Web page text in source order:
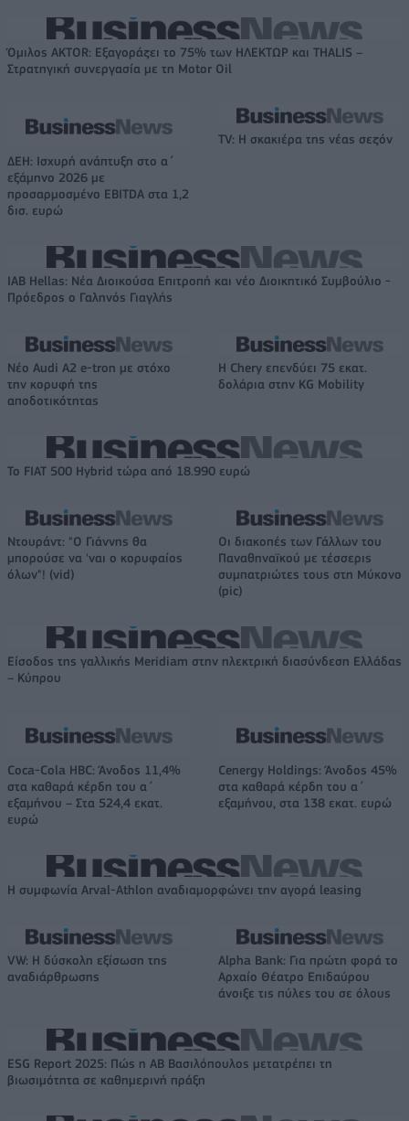
Όμιλος AKTOR: Εξαγοράζει το 75% των ΗΛΕΚΤΩΡ και THALIS –
Στρατηγική συνεργασία με τη Motor Oil
ΔΕΗ: Ισχυρή ανάπτυξη στο α΄
εξάμηνο 2026 με
προσαρμοσμένο EBITDA στα 1,2
δισ. ευρώ
TV: Η σκακιέρα της νέας σεζόν
IAB Hellas: Νέα Διοικούσα Επιτροπή και νέο Διοικητικό Συμβούλιο -
Πρόεδρος ο Γαληνός Γιαγλής
Νέο Audi A2 e-tron με στόχο
την κορυφή της
αποδοτικότητας
Η Chery επενδύει 75 εκατ.
δολάρια στην KG Mobility
Το FIAT 500 Hybrid τώρα από 18.990 ευρώ
Ντουράντ: "Ο Γιάννης θα
μπορούσε να 'ναι ο κορυφαίος
όλων"! (vid)
Οι διακοπές των Γάλλων του
Παναθηναϊκού με τέσσερις
συμπατριώτες τους στη Μύκονο
(pic)
Είσοδος της γαλλικής Meridiam στην ηλεκτρική διασύνδεση Ελλάδας
– Κύπρου
Coca-Cola HBC: Άνοδος 11,4%
στα καθαρά κέρδη του α΄
εξαμήνου – Στα 524,4 εκατ.
ευρώ
Cenergy Holdings: Άνοδος 45%
στα καθαρά κέρδη του α΄
εξαμήνου, στα 138 εκατ. ευρώ
Η συμφωνία Arval-Athlon αναδιαμορφώνει την αγορά leasing
VW: Η δύσκολη εξίσωση της
αναδιάρθρωσης
Alpha Bank: Για πρώτη φορά το
Αρχαίο Θέατρο Επιδαύρου
άνοιξε τις πύλες του σε όλους
ESG Report 2025: Πώς η ΑΒ Βασιλόπουλος μετατρέπει τη
βιωσιμότητα σε καθημερινή πράξη